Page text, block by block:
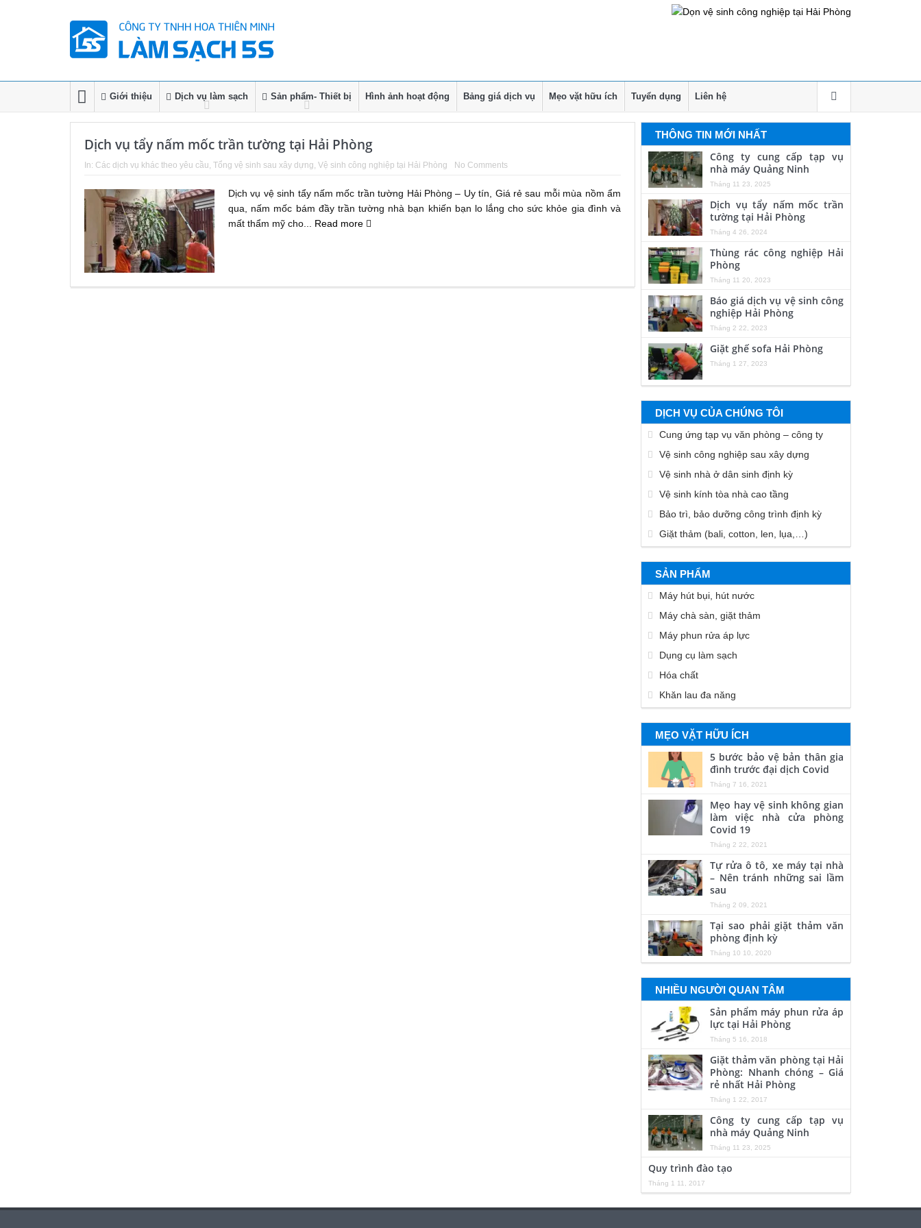
Giới thiệu Dịch vụ làm sạch Sản phẩm- Thiết bị Hình ảnh hoạt động Bảng giá dịch vụ Mẹo vặt hữu ích Tuyển dụng Liên hệ
Dịch vụ tẩy nấm mốc trần tường tại Hải Phòng
In: Các dịch vụ khác theo yêu cầu, Tổng vệ sinh sau xây dựng, Vệ sinh công nghiệp tại Hải Phòng No Comments
Dịch vụ vệ sinh tẩy nấm mốc trần tường Hải Phòng – Uy tín, Giá rẻ sau mỗi mùa nồm ẩm
qua, nấm mốc bám đầy trần tường nhà bạn khiến bạn lo lắng cho sức khỏe gia đình và
mất thẩm mỹ cho... Read more
THÔNG TIN MỚI NHẤT
Công ty cung cấp tạp vụ
nhà máy Quảng Ninh
Tháng 11 23, 2025
Dịch vụ tẩy nấm mốc trần
tường tại Hải Phòng
Tháng 4 26, 2024
Thùng rác công nghiệp Hải
Phòng
Tháng 11 20, 2023
Báo giá dịch vụ vệ sinh công
nghiệp Hải Phòng
Tháng 2 22, 2023
Giặt ghế sofa Hải Phòng
Tháng 1 27, 2023
DỊCH VỤ CỦA CHÚNG TÔI
Cung ứng tạp vụ văn phòng – công ty
Vệ sinh công nghiệp sau xây dựng
Vệ sinh nhà ở dân sinh định kỳ
Vệ sinh kính tòa nhà cao tầng
Bảo trì, bảo dưỡng công trình định kỳ
Giặt thảm (bali, cotton, len, lụa,…)
SẢN PHẨM
Máy hút bụi, hút nước
Máy chà sàn, giặt thảm
Máy phun rửa áp lực
Dụng cụ làm sạch
Hóa chất
Khăn lau đa năng
MẸO VẶT HỮU ÍCH
5 bước bảo vệ bản thân gia
đình trước đại dịch Covid
Tháng 7 16, 2021
Mẹo hay vệ sinh không gian
làm việc nhà cửa phòng
Covid 19
Tháng 2 22, 2021
Tự rửa ô tô, xe máy tại nhà
– Nên tránh những sai lầm
sau
Tháng 2 09, 2021
Tại sao phải giặt thảm văn
phòng định kỳ
Tháng 10 10, 2020
NHIỀU NGƯỜI QUAN TÂM
Sản phẩm máy phun rửa áp
lực tại Hải Phòng
Tháng 5 16, 2018
Giặt thảm văn phòng tại Hải
Phòng: Nhanh chóng – Giá
rẻ nhất Hải Phòng
Tháng 1 22, 2017
Công ty cung cấp tạp vụ
nhà máy Quảng Ninh
Tháng 11 23, 2025
Quy trình đào tạo
Tháng 1 11, 2017